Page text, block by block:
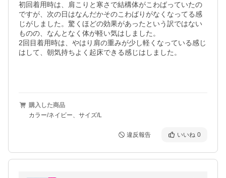
初回着用時は、肩こりと寒さで結構体がこわばっていたの
ですが、次の日はなんだかそのこわばりがなくなってる感
じがしました。驚くほどの効果があったという訳ではない
ものの、なんとなく体が軽い気はしました。
2回目着用時は、やはり肩の重みが少し軽くなっている感じ
はして、朝気持ちよく起床できる感じはしました。
購入した商品
カラー/ネイビー、サイズ/L
違反報告 いいね 0